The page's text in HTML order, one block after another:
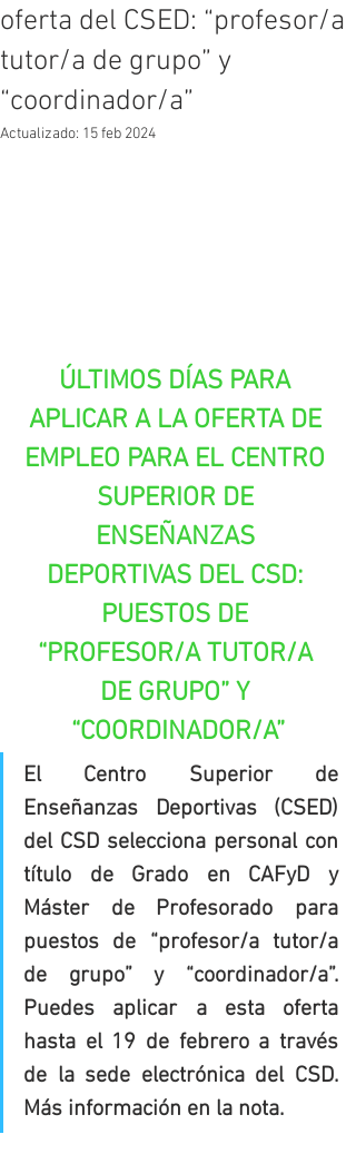
oferta del CSED: “profesor/a
tutor/a de grupo” y
“coordinador/a”
Actualizado: 15 feb 2024
ÚLTIMOS DÍAS PARA
APLICAR A LA OFERTA DE
EMPLEO PARA EL CENTRO
SUPERIOR DE
ENSEÑANZAS
DEPORTIVAS DEL CSD:
PUESTOS DE
“PROFESOR/A TUTOR/A
DE GRUPO” Y
“COORDINADOR/A”
El Centro Superior de
Enseñanzas Deportivas (CSED)
del CSD selecciona personal con
título de Grado en CAFyD y
Máster de Profesorado para
puestos de “profesor/a tutor/a
de grupo” y “coordinador/a”.
Puedes aplicar a esta oferta
hasta el 19 de febrero a través
de la sede electrónica del CSD.
Más información en la nota.